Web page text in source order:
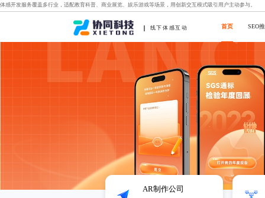
体感开发服务覆盖多行业，适配教育科普、商业展览、娱乐游戏等场景，用创新交互模式吸引用户主动参与。
线下体感互动 首页 SEO
AR制作公司